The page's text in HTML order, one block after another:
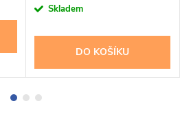
cena:Skladem
DO KOŠÍKU